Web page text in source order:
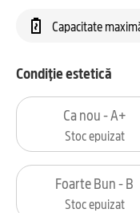
Capacitate
Condiție estetică
Ca nou - A+
Stoc epuizat
Foarte Bun - B
Stoc epuizat